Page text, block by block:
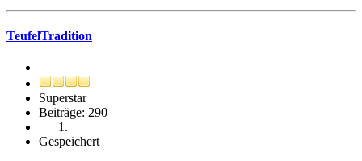
TeufelTradition
Superstar
Beiträge: 290
Gespeichert